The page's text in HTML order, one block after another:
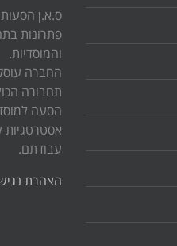
ס.א.ן
פתרונות
והמוסדיות.
החברה
תחבורה
הסעה
אסטרטגיות
עבודתם.
הצהרת